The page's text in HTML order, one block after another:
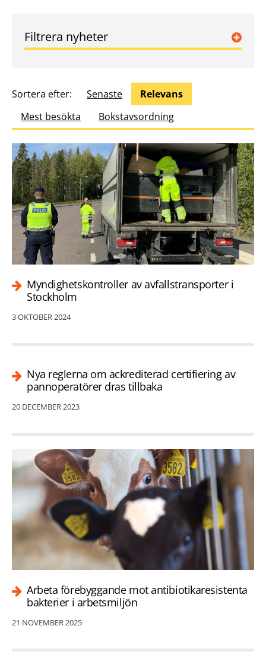
Filtrera nyheter
Sortera efter: Senaste
Relevans
Mest besökta
Bokstavsordning
Myndighetskontroller av avfallstransporter i
Stockholm
3 OKTOBER 2024
Nya reglerna om ackrediterad certifiering av
pannoperatörer dras tillbaka
20 DECEMBER 2023
Arbeta förebyggande mot antibiotikaresistenta
bakterier i arbetsmiljön
21 NOVEMBER 2025